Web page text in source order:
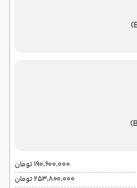
۱۹۰٬۶۰۰٬۰۰۰ تومان
۲۵۳٬۸۰۰٬۰۰۰ تومان